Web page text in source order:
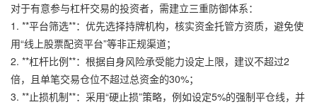
对于有意参与杠杆交易的投资者，需建立三重防御体系：
1. **平台筛选**：优先选择持牌机构，核实资金托管方资质，避免使
用“线上股票配资平台”等非正规渠道；
2. **杠杆比例**：根据自身风险承受能力设定上限，建议不超过2
倍，且单笔交易仓位不超过总资金的30%；
3. **止损机制**：采用“硬止损”策略，例如设定5%的强制平仓线，并